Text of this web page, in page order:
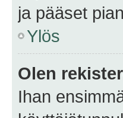
ja pääset
Ylös
Olen
Ihan